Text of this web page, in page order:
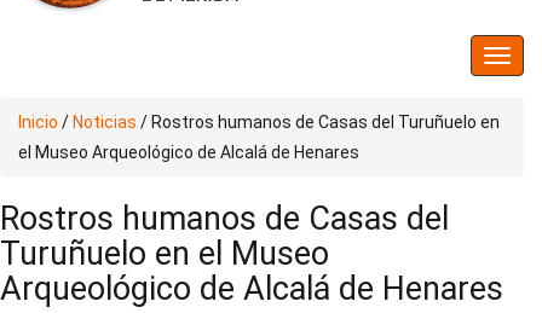
Inicio / Noticias / Rostros humanos de Casas del Turuñuelo en
el Museo Arqueológico de Alcalá de Henares
Rostros humanos de Casas del
Turuñuelo en el Museo
Arqueológico de Alcalá de Henares